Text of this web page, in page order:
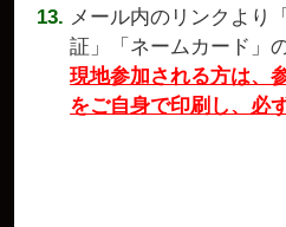
メール内のリンクより
証」「ネームカード」
現地参加される方は、
をご自身で印刷し、必